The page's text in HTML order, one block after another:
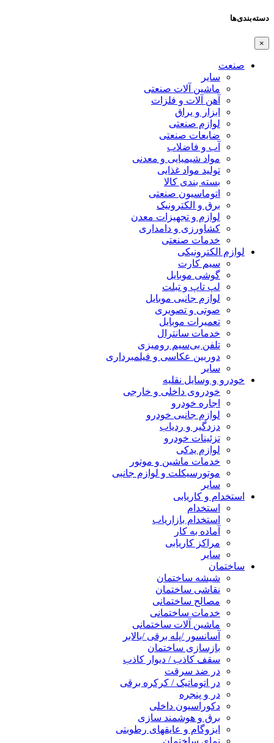
دسته‌بندی‌ها
×
صنعت
سایر
ماشین آلات صنعتی
آهن آلات و فلزات
ابزار و یراق
لوازم صنعتی
ضایعات صنعتی
آب و فاضلاب
مواد شیمیایی و معدنی
تولید مواد غذایی
بسته بندی کالا
اتوماسیون صنعتی
برق و الکترونیک
لوازم و تجهیزات معدن
کشاورزی و دامداری
خدمات صنعتی
لوازم الکترونیکی
سیم کارت
گوشی موبایل
لپ تاپ و تبلت
لوازم جانبی موبایل
صوتی و تصویری
تعمیرات موبایل
خدمات سانترال
تلفن بی‌سیم رومیزی
دوربین عکاسی و فیلمبرداری
سایر
خودرو و وسایل نقلیه
خودروی داخلی و خارجی
اجاره خودرو
لوازم جانبی خودرو
دزدگیر و ردیاب
تزئینات خودرو
لوازم یدکی
خدمات ماشین و موتور
موتورسیکلت و لوازم جانبی
سایر
استخدام و کاریابی
استخدام
استخدام بازاریاب
آماده به کار
مراکز کاریابی
سایر
ساختمان
شیشه ساختمان
نقاشی ساختمان
مصالح ساختمانی
خدمات ساختمانی
ماشین آلات ساختمانی
آسانسور /پله برقی /بالابر
بازسازی ساختمان
سقف کاذب / دیوار کاذب
در ضد سرقت
در اتوماتیک / کرکره برقی
در و پنجره
دکوراسیون داخلی
برق و هوشمند سازی
ایزوگام و عایقهای رطوبتی